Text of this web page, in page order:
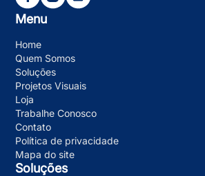
Menu
Home
Quem Somos
Soluções
Projetos Visuais
Loja
Trabalhe Conosco
Contato
Política de privacidade
Mapa do site
Soluções